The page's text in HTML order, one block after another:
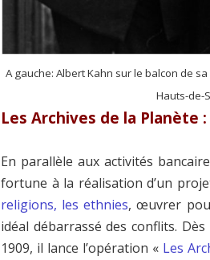
A gauche: Albert Kahn sur le balcon de
Hauts-de-
Les Archives de la Planète
En parallèle aux activités
fortune à la réalisation d’un
religions, les ethnies, œuvrer
idéal débarrassé des conflits.
1909, il lance l’opération « Les